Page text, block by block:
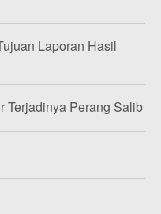
Laporan Hasil
Terjadinya Perang Salib